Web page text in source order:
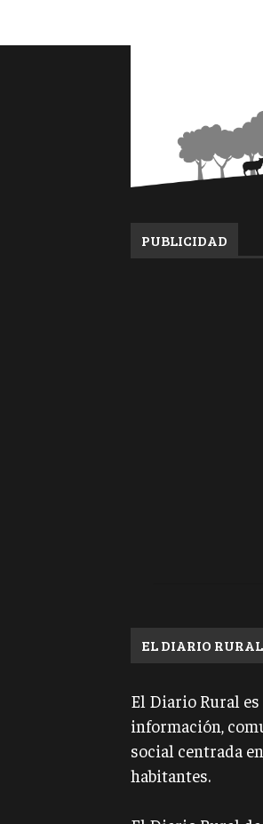
PUBLICIDAD
EL DIARIO
El Diario Rural
información,
social centrada
habitantes.